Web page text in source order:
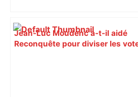
Jean-Luc Moudenc a-t-il aidé
Reconquête pour diviser les